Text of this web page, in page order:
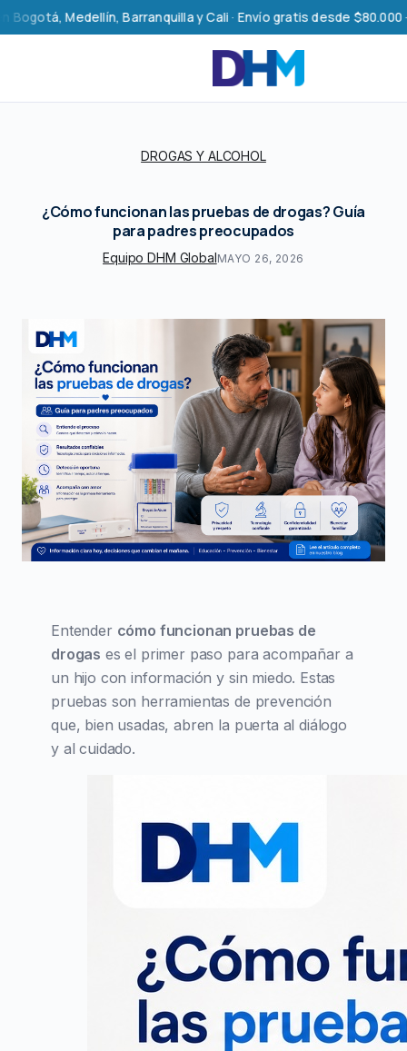
Saltar
al
Medellín, Barranquilla y Cali · Envío gratis desde $80.000 ·
DROGAS Y ALCOHOL
¿Cómo funcionan las pruebas de drogas? Guía
para padres preocupados
Equipo DHM GlobalMAYO 26, 2026
Entender cómo funcionan pruebas de
drogas es el primer paso para acompañar a
un hijo con información y sin miedo. Estas
pruebas son herramientas de prevención
que, bien usadas, abren la puerta al diálogo
y al cuidado.